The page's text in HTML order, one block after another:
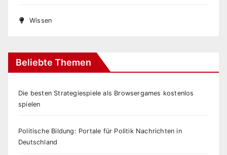
Wissen
Beliebte Themen
Die besten Strategiespiele als Browsergames kostenlos
spielen
Politische Bildung: Portale für Politik Nachrichten in
Deutschland